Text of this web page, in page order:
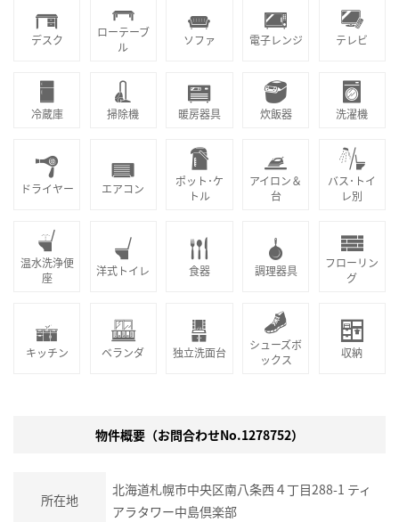
デスク
ローテーブ
ル
ソファ 電子レンジ テレビ
冷蔵庫 掃除機 暖房器具 炊飯器 洗濯機
ドライヤー エアコン
ポット･ケ
トル
アイロン＆
台
バス･トイ
レ別
温水洗浄便
座
洋式トイレ 食器 調理器具
フローリン
グ
キッチン ベランダ 独立洗面台
シューズボ
ックス
収納
物件概要（お問合わせNo.1278752）
所在地
北海道札幌市中央区南八条西４丁目288-1 ティ
アラタワー中島倶楽部